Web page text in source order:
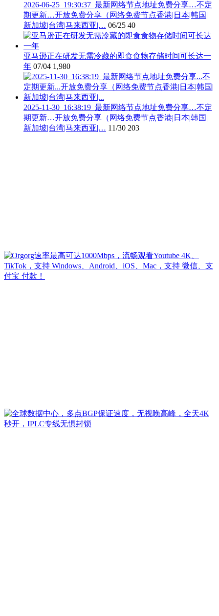
2026-06-25_19:30:37_最新网络节点地址免费分享…不定
期更新…开放免费分享（网络免费节点香港|日本|韩国|
新加坡|台湾|马来西亚|… 06/25 40
亚马逊正在研发无需冷藏的即食食物存储时间可长达一
年 07/04 1,980
2025-11-30_16:38:19_最新网络节点地址免费分享…不定
期更新…开放免费分享（网络免费节点香港|日本|韩国|
新加坡|台湾|马来西亚|… 11/30 203